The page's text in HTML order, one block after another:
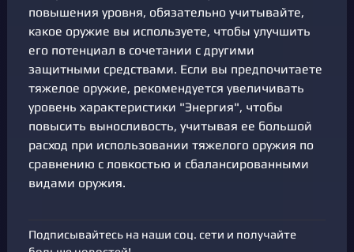
повышения уровня, обязательно учитывайте,
какое оружие вы используете, чтобы улучшить
его потенциал в сочетании с другими
защитными средствами. Если вы предпочитаете
тяжелое оружие, рекомендуется увеличивать
уровень характеристики "Энергия", чтобы
повысить выносливость, учитывая ее большой
расход при использовании тяжелого оружия по
сравнению с ловкостью и сбалансированными
видами оружия.
Подписывайтесь на наши соц. сети и получайте